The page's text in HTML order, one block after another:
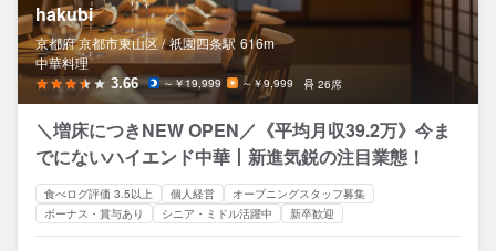
hakubi
京都府 京都市東山区 / 祇園四条駅 616m
中華料理
3.66 ～￥19,999 ～￥9,999 26席
＼増床につきNEW OPEN／《平均月収39.2万》今ま
でにないハイエンド中華丨新進気鋭の注目業態！
食べログ評価 3.5以上 個人経営
オープニングスタッフ募集
ボーナス・賞与あり
シニア・ミドル活躍中 新卒歓迎